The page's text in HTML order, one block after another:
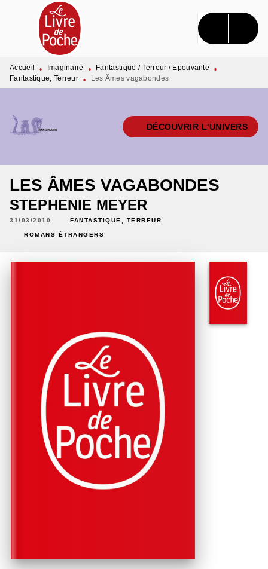
MENU RECHERCHE CONTENU
PIED DE PAGE
Accueil • Imaginaire • Fantastique / Terreur / Epouvante
•
Fantastique, Terreur • Les Âmes vagabondes
DÉCOUVRIR L'UNIVERS
LES ÂMES VAGABONDES
STEPHENIE MEYER
31/03/2010 FANTASTIQUE, TERREUR
ROMANS ÉTRANGERS